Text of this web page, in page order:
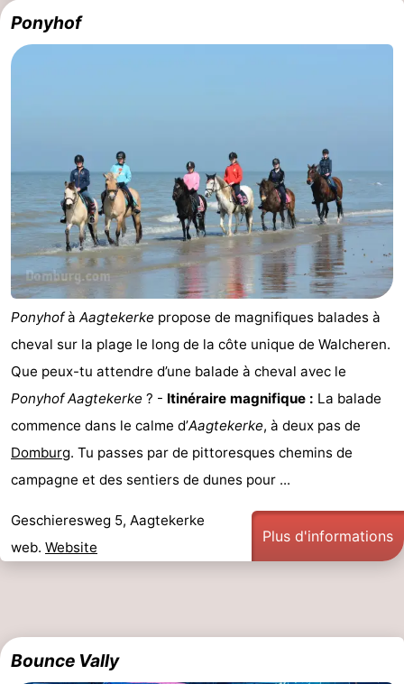
Médicales
Région
Zeeland
Renesse
-
Brouwershaven
-
Bruinisse
-
Zierikzee
-
Nature
Oosterschelde
-
Burgh
Haamstede
-
Nature
Kop
van
Schouwen
Walcheren
-
Veere
-
Nature
-
Nature
-
Ponyhof
Ponyhofà Aagtekerke propose de magnifiques balades à
cheval sur la plage le long de la côte unique de Walcheren.
Que peux-tu attendre d’une balade à cheval avec le
Ponyhof Aagtekerke ? - Itinéraire magnifique : La balade
commence dans le calme d’Aagtekerke, à deux pas de
Domburg. Tu passes par de pittoresques chemins de
campagne et des sentiers de dunes pour ...
Geschieresweg 5, Aagtekerke
web. Website
Plus d'informations
Bounce Vally